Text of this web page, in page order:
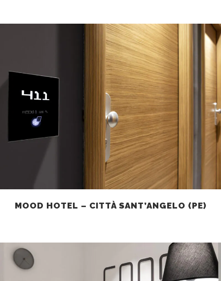
MOOD HOTEL – CITTÀ SANT’ANGELO (PE)